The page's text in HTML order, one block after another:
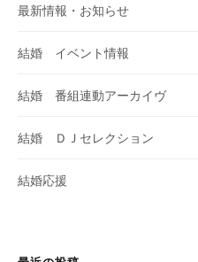
最新情報・お知らせ
結婚 イベント情報
結婚 番組連動アーカイヴ
結婚 ＤＪセレクション
結婚応援